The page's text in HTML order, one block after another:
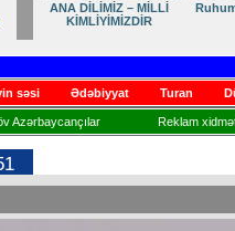
ANA DİLİMİZ – MİLLİ
KİMLİYİMİZDİR
səsi Ədəbiyyat Turan
Azərbaycançılar Reklam